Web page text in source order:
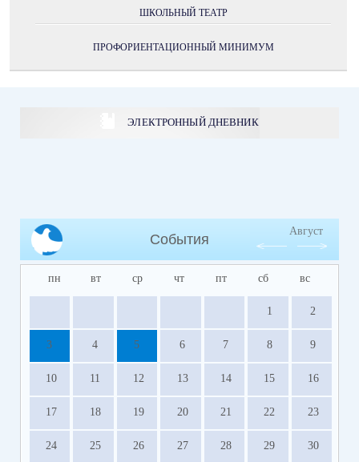
ШКОЛЬНЫЙ ТЕАТР
ПРОФОРИЕНТАЦИОННЫЙ МИНИМУМ
ЭЛЕКТРОННЫЙ ДНЕВНИК
События
Август
пн вт ср чт пт сб вс
1 2
3 4 5 6 7 8 9
10 11 12 13 14 15 16
17 18 19 20 21 22 23
24 25 26 27 28 29 30